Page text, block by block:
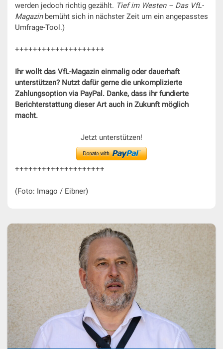
werden jedoch richtig gezählt. Tief im Westen – Das VfL-
Magazinbemüht sich in nächster Zeit um ein angepasstes
Umfrage-Tool.)
++++++++++++++++++++
Ihr wollt das VfL-Magazin einmalig oder dauerhaft
unterstützen? Nutzt dafür gerne die unkomplizierte
Zahlungsoption via PayPal. Danke, dass ihr fundierte
Berichterstattung dieser Art auch in Zukunft möglich
macht.
Jetzt unterstützen!
++++++++++++++++++++
(Foto: Imago / Eibner)